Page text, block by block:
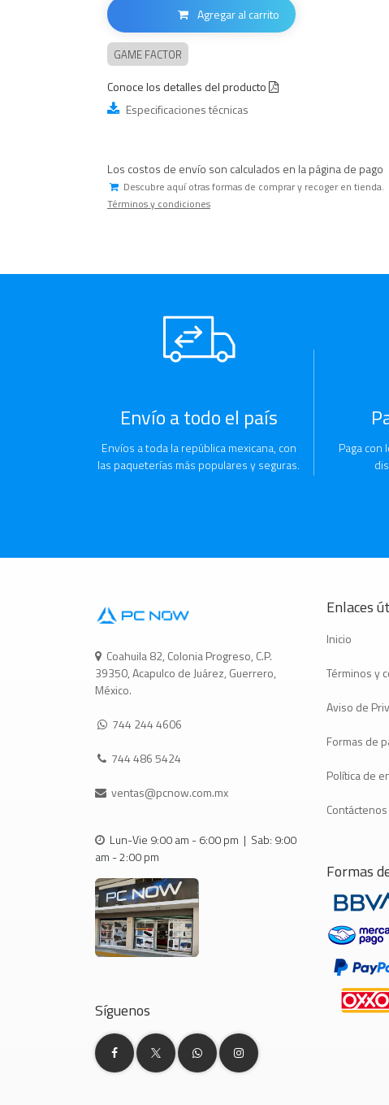
Agregar al carrito
GAME FACTOR
Conoce los detalles del producto
Especificaciones técnicas
Los costos de envío son calculados en la página de pago
Descubre aquí otras formas de comprar y recoger en tienda.
Términos y condiciones
Envío a todo el país
Envíos a toda la república mexicana, con
las paqueterías más populares y seguras.
Paga con
Coahuila 82, Colonia Progreso, C.P.
39350, Acapulco de Juárez, Guerrero,
México.
744 244 4606
744 486 5424
ventas@pcnow.com.mx
Lun-Vie 9:00 am - 6:00 pm | Sab: 9:00
am - 2:00 pm
Síguenos
Enlaces
Inicio
Términos y
Aviso de
Formas de
Política de
Contáctenos
Formas